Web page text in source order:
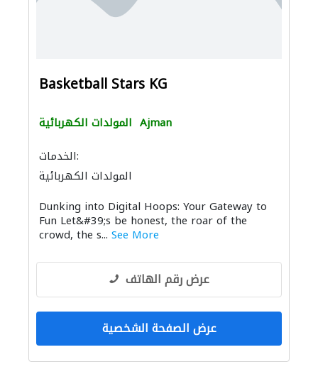
Basketball Stars KG
المولدات الكهربائية Ajman
الخدمات:
المولدات الكهربائية
Dunking into Digital Hoops: Your Gateway to
Fun Let&#39;s be honest, the roar of the
crowd, the s... See More
عرض رقم الهاتف
عرض الصفحة الشخصية